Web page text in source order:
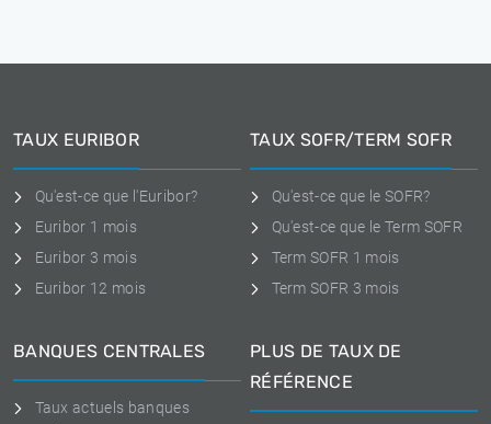
TAUX EURIBOR
Qu'est-ce que l'Euribor?
Euribor 1 mois
Euribor 3 mois
Euribor 12 mois
TAUX SOFR/TERM SOFR
Qu'est-ce que le SOFR?
Qu'est-ce que le Term SOFR
Term SOFR 1 mois
Term SOFR 3 mois
BANQUES CENTRALES
Taux actuels banques
PLUS DE TAUX DE
RÉFÉRENCE